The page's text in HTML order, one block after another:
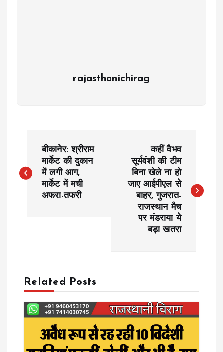
rajasthanichirag
o
v
बीकानेर: श्रीराम
मार्केट की दुकान
में लगी आग,
मार्केट में मची
अफरा-तफरी
कहीं वैभव
सूर्यवंशी की टीम
बिना खेले ना हो
जाए आईपीएल से
बाहर, गुजरात-
राजस्थान मैच
पर मंडराया ये
बड़ा खतरा
Related Posts